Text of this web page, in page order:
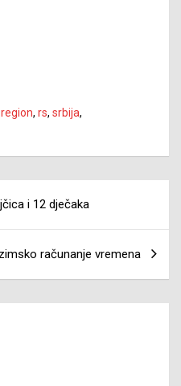
region, rs, srbija,
i 12 dječaka
računanje vremena